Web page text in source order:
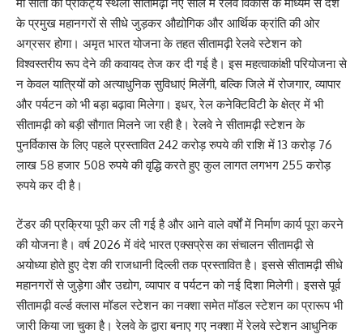
के प्रमुख महानगरों से सीधे जुड़कर औद्योगिक और आर्थिक क्रांति की ओर
अग्रसर होगा। अमृत भारत योजना के तहत सीतामढ़ी रेलवे स्टेशन को
विश्वस्तरीय रूप देने की कवायद तेज कर दी गई है। इस महत्वाकांक्षी परियोजना से
न केवल यात्रियों को अत्याधुनिक सुविधाएं मिलेंगी, बल्कि जिले में रोजगार, व्यापार
और पर्यटन को भी बड़ा बढ़ावा मिलेगा। इधर, रेल कनेक्टिविटी के क्षेत्र में भी
सीतामढ़ी को बड़ी सौगात मिलने जा रही है। रेलवे ने सीतामढ़ी स्टेशन के
पुनर्विकास के लिए पहले प्रस्तावित 242 करोड़ रुपये की राशि में 13 करोड़ 76
लाख 58 हजार 508 रुपये की वृद्धि करते हुए कुल लागत लगभग 255 करोड़
रुपये कर दी है।
टेंडर की प्रक्रिया पूरी कर ली गई है और आने वाले वर्षों में निर्माण कार्य पूरा करने
की योजना है। वर्ष 2026 में वंदे भारत एक्सप्रेस का संचालन सीतामढ़ी से
अयोध्या होते हुए देश की राजधानी दिल्ली तक प्रस्तावित है। इससे सीतामढ़ी सीधे
महानगरों से जुड़ेगा और उद्योग, व्यापार व पर्यटन को नई दिशा मिलेगी। इससे पूर्व
सीतामढ़ी वर्ल्ड क्लास मॉडल स्टेशन का नक्शा समेत मॉडल स्टेशन का प्रारूप भी
जारी किया जा चुका है। रेलवे के द्वारा बनाए गए नक्शा में रेलवे स्टेशन आधुनिक